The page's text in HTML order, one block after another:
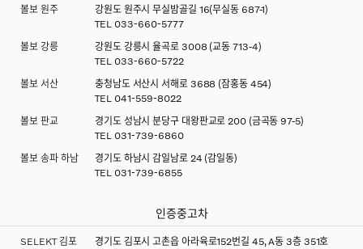
볼보 원주
강원도 원주시 무실밤골길 16(무실동 687-1)
TEL 033-660-5777
볼보 강릉
강원도 강릉시 율곡로 3008 (교동 713-4)
TEL 033-660-5722
볼보 서산
충청남도 서산시 서해로 3688 (잠홍동 454)
TEL 041-559-8022
볼보 판교
경기도 성남시 분당구 대왕판교로 200 (금곡동 97-5)
TEL 031-739-6860
볼보 송파 하남
경기도 하남시 감일남로 24 (감일동)
TEL 031-739-6855
인증중고차
SELEKT 김포
경기도 김포시 고촌읍 아라육로152번길 45, A동 3층 351호